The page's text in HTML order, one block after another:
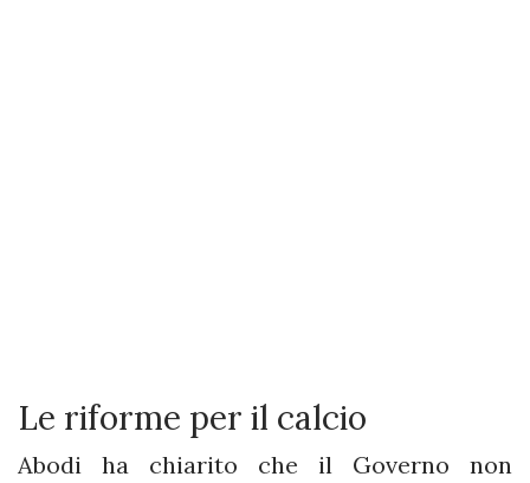
Le riforme per il calcio
Abodi ha chiarito che il Governo non